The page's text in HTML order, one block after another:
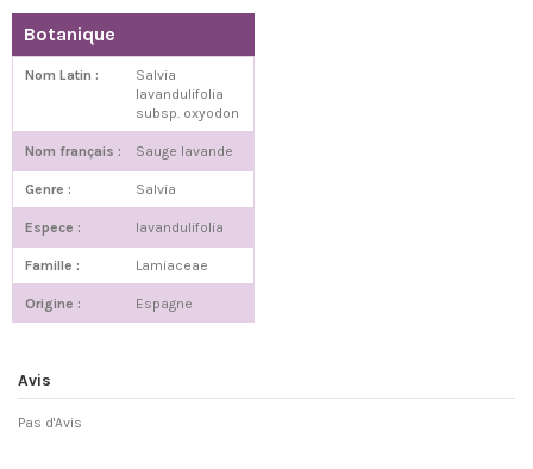
Botanique
Nom Latin :
Salvia
lavandulifolia
subsp. oxyodon
Nom français : Sauge lavande
Genre : Salvia
Espece : lavandulifolia
Famille : Lamiaceae
Origine : Espagne
Avis
Pas d'Avis